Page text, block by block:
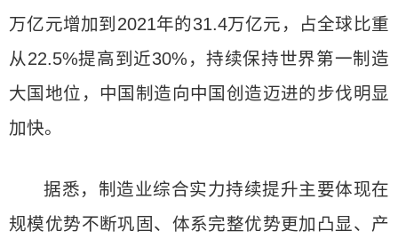
万亿元增加到2021年的31.4万亿元，占全球比重
从22.5%提高到近30%，持续保持世界第一制造
大国地位，中国制造向中国创造迈进的步伐明显
加快。
据悉，制造业综合实力持续提升主要体现在
规模优势不断巩固、体系完整优势更加凸显、产